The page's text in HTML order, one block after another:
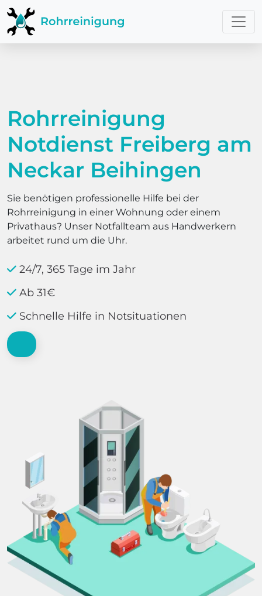
Rohrreinigung
Notdienst Freiberg am
Neckar Beihingen
Sie benötigen professionelle Hilfe bei der
Rohrreinigung in einer Wohnung oder einem
Privathaus? Unser Notfallteam aus Handwerkern
arbeitet rund um die Uhr.
24/7, 365 Tage im Jahr
Ab 31€
Schnelle Hilfe in Notsituationen